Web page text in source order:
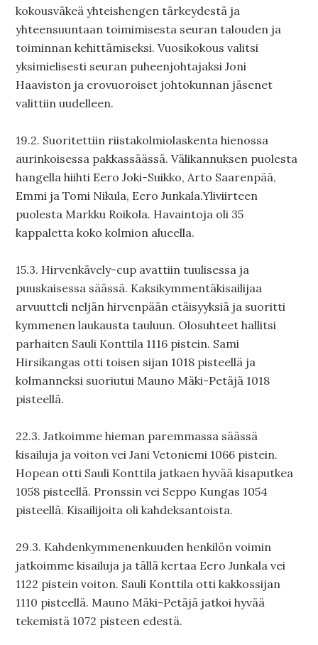
kokousväkeä yhteishengen tärkeydestä ja
yhteensuuntaan toimimisesta seuran talouden ja
toiminnan kehittämiseksi. Vuosikokous valitsi
yksimielisesti seuran puheenjohtajaksi Joni
Haaviston ja erovuoroiset johtokunnan jäsenet
valittiin uudelleen.
19.2. Suoritettiin riistakolmiolaskenta hienossa
aurinkoisessa pakkassäässä. Välikannuksen puolesta
hangella hiihti Eero Joki-Suikko, Arto Saarenpää,
Emmi ja Tomi Nikula, Eero Junkala.Yliviirteen
puolesta Markku Roikola. Havaintoja oli 35
kappaletta koko kolmion alueella.
15.3. Hirvenkävely-cup avattiin tuulisessa ja
puuskaisessa säässä. Kaksikymmentäkisailijaa
arvuutteli neljän hirvenpään etäisyyksiä ja suoritti
kymmenen laukausta tauluun. Olosuhteet hallitsi
parhaiten Sauli Konttila 1116 pistein. Sami
Hirsikangas otti toisen sijan 1018 pisteellä ja
kolmanneksi suoriutui Mauno Mäki-Petäjä 1018
pisteellä.
22.3. Jatkoimme hieman paremmassa säässä
kisailuja ja voiton vei Jani Vetoniemi 1066 pistein.
Hopean otti Sauli Konttila jatkaen hyvää kisaputkea
1058 pisteellä. Pronssin vei Seppo Kungas 1054
pisteellä. Kisailijoita oli kahdeksantoista.
29.3. Kahdenkymmenenkuuden henkilön voimin
jatkoimme kisailuja ja tällä kertaa Eero Junkala vei
1122 pistein voiton. Sauli Konttila otti kakkossijan
1110 pisteellä. Mauno Mäki-Petäjä jatkoi hyvää
tekemistä 1072 pisteen edestä.